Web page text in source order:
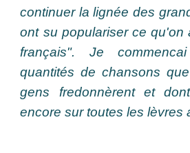
continuer la lignée des
ont su populariser ce qu'on
français". Je
quantités de chansons
gens fredonnèrent et
encore sur toutes les lèvres